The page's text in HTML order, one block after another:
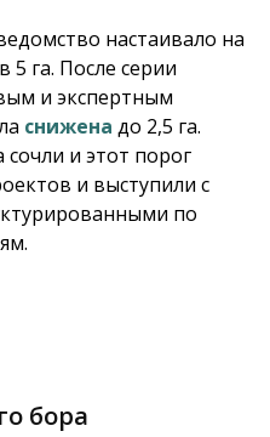
настаивало на
в 5 га. После серии
и экспертным
снижена до 2,5 га.
и этот порог
и выступили с
по
бора